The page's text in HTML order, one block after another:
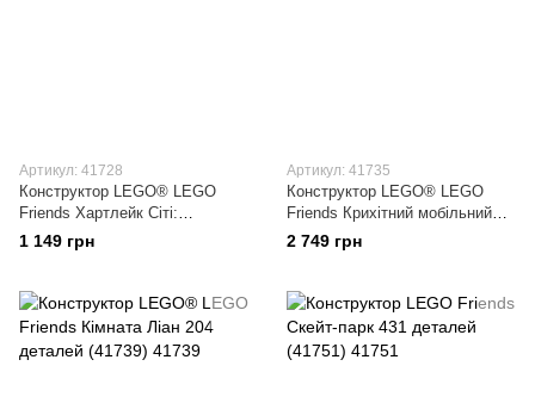
Артикул: 41728
Конструктор LEGO® LEGO
Friends Хартлейк Сіті:
ресторанчик в центрі міста 346
деталей (41728)
1 149 грн
Артикул: 41735
Конструктор LEGO® LEGO
Friends Крихітний мобільний
будиночок 785 деталей (41735)
2 749 грн